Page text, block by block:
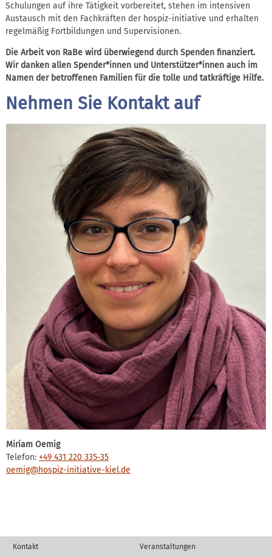
Schulungen auf ihre Tätigkeit vorbereitet, stehen im intensiven
Austausch mit den Fachkräften der hospiz-initiative und erhalten
regelmäßig Fortbildungen und Supervisionen.
Die Arbeit von RaBe wird überwiegend durch Spenden finanziert.
Wir danken allen Spender*innen und Unterstützer*innen auch im
Namen der betroffenen Familien für die tolle und tatkräftige Hilfe.
Nehmen Sie Kontakt auf
Miriam Oemig
Telefon: +49 431 220 335-35
oemig@hospiz-initiative-kiel.de
Kontakt Veranstaltungen